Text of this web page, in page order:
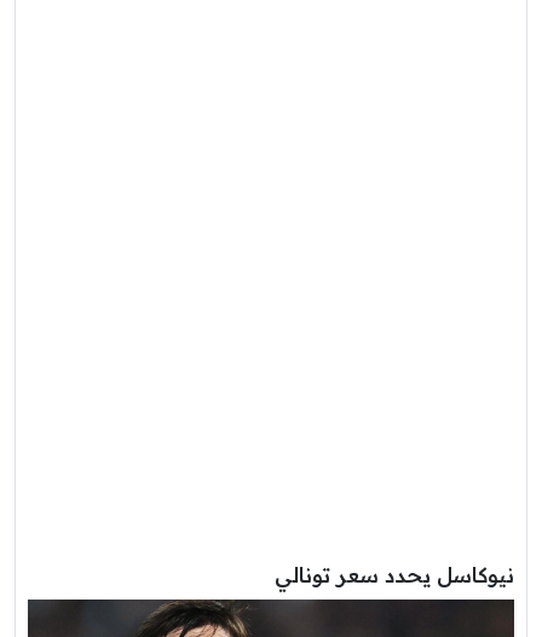
نيوكاسل يحدد سعر تونالي